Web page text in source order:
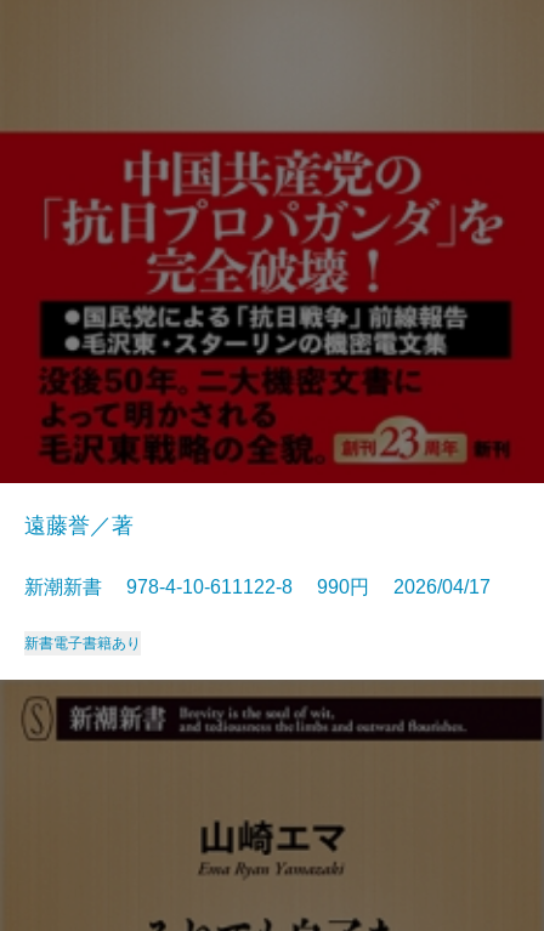
遠藤誉／著
新潮新書 978-4-10-611122-8 990円 2026/04/17
新書電子書籍あり